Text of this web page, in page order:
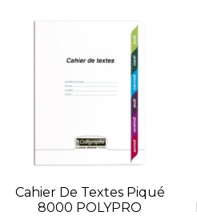
Cahier De Textes Piqué
8000 POLYPRO